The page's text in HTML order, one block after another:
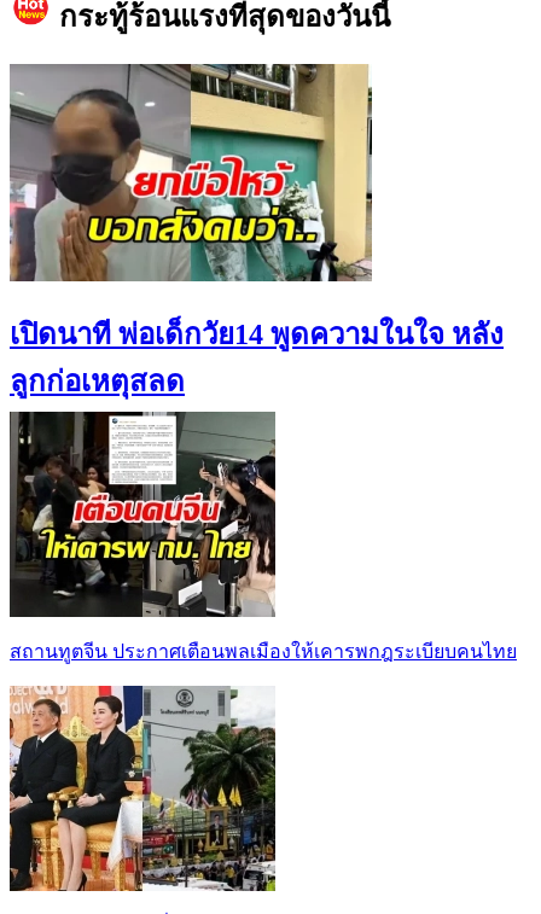
กระทู้ร้อนแรงที่สุดของวันนี้
เปิดนาที พ่อเด็กวัย14 พูดความในใจ หลัง
ลูกก่อเหตุสลด
สถานทูตจีน ประกาศเตือนพลเมืองให้เคารพกฎระเบียบคนไทย